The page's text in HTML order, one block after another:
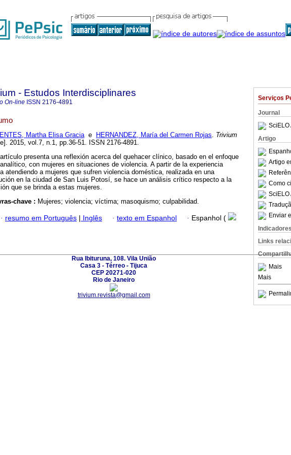
Serviços
Journal
SciELO
Artigo
Artigo
Como
SciELO
Enviar
Indicadores
Links
Mais
Mais
- Estudos Interdisciplinares
On-line ISSN 2176-4891
Martha Elisa Graciae HERNANDEZ, María del Carmen Rojas. Trivium
2015, vol.7, n.1, pp.36-51. ISSN 2176-4891.
presenta una reflexión acerca del quehacer clínico, basado en el enfoque
con mujeres en situaciones de violencia. A partir de la experiencia
atendiendo a mujeres que sufren violencia doméstica, realizada en una
en la ciudad de San Luis Potosí, se hace un análisis crítico respecto a la
que se brinda a estas mujeres.
chave : Mujeres; violencia; víctima; masoquismo; culpabilidad.
· resumo em Português | Inglês · texto em Espanhol · Espanhol (
Rua Ibituruna, 108. Vila União
Casa 3 - Térreo - Tijuca
CEP 20271-020
Rio de Janeiro
trivium.revista@gmail.com